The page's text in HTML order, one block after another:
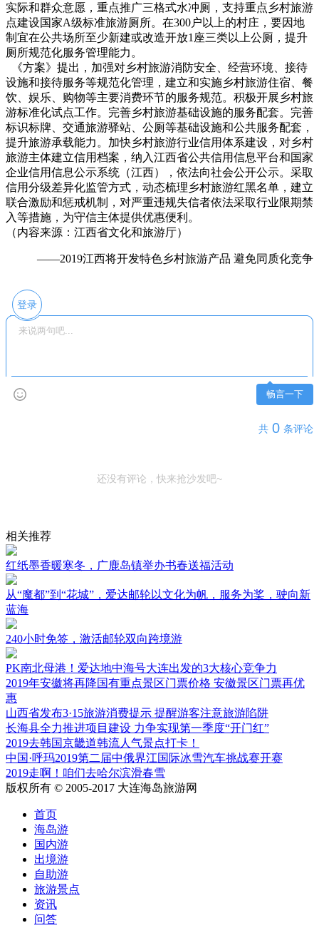
实际和群众意愿，重点推广三格式水冲厕，支持重点乡村旅游
点建设国家A级标准旅游厕所。在300户以上的村庄，要因地
制宜在公共场所至少新建或改造开放1座三类以上公厕，提升
厕所规范化服务管理能力。
《方案》提出，加强对乡村旅游消防安全、经营环境、接待
设施和接待服务等规范化管理，建立和实施乡村旅游住宿、餐
饮、娱乐、购物等主要消费环节的服务规范。积极开展乡村旅
游标准化试点工作。完善乡村旅游基础设施的服务配套。完善
标识标牌、交通旅游驿站、公厕等基础设施和公共服务配套，
提升旅游承载能力。加快乡村旅游行业信用体系建设，对乡村
旅游主体建立信用档案，纳入江西省公共信用信息平台和国家
企业信用信息公示系统（江西），依法向社会公开公示。采取
信用分级差异化监管方式，动态梳理乡村旅游红黑名单，建立
联合激励和惩戒机制，对严重违规失信者依法采取行业限期禁
入等措施，为守信主体提供优惠便利。
（内容来源：江西省文化和旅游厅）
——2019江西将开发特色乡村旅游产品 避免同质化竞争
登录
畅言一下
共 0 条评论
还没有评论，快来抢沙发吧~
相关推荐
红纸墨香暖寒冬，广鹿岛镇举办书春送福活动
从“魔都”到“花城”，爱达邮轮以文化为帆，服务为桨，驶向新
蓝海
240小时免签，激活邮轮双向跨境游
PK南北母港！爱达地中海号大连出发的3大核心竞争力
2019年安徽将再降国有重点景区门票价格 安徽景区门票再优
惠
山西省发布3·15旅游消费提示 提醒游客注意旅游陷阱
长海县全力推进项目建设 力争实现第一季度“开门红”
2019去韩国京畿道韩流人气景点打卡！
中国·呼玛2019第二届中俄界江国际冰雪汽车挑战赛开赛
2019走啊！咱们去哈尔滨滑春雪
版权所有 © 2005-2017 大连海岛旅游网
首页
海岛游
国内游
出境游
自助游
旅游景点
资讯
问答